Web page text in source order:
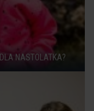
NASTOLATKA?